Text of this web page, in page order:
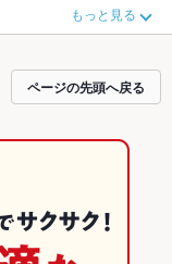
ホットペッパーグルメな
らあげ、お茶漬け、手羽
中です。友達どうしの飲
得に便利にホットペッ
もっと見る
ページの先頭へ戻る